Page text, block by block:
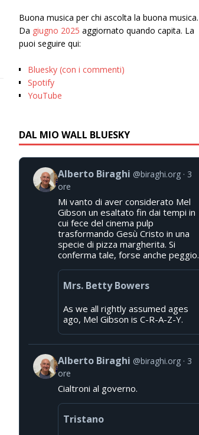
Buona musica per chi ascolta la buona musica.
Da giugno 2025 aggiornato quando capita. La
puoi seguire qui:
Bluesky (con i commenti)
Spotify
YouTube
DAL MIO WALL BLUESKY
Alberto Biraghi @biraghi.org
3
ore
Mi vanto di aver considerato Mel
Gibson un esaltato fin dai tempi in
cui fece del cinema pulp
trasformando Gesù Cristo in una
specie di pizza margherita. Si
conferma tale, forse anche peggio.
Mrs. Betty Bowers
As we all rightly assumed ages
ago, Mel Gibson is C-R-A-Z-Y.
Alberto Biraghi @biraghi.org
3
ore
Cialtroni al governo.
Tristano